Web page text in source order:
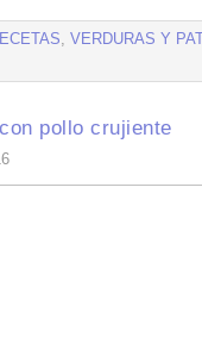
, VERDURAS Y
pollo crujiente